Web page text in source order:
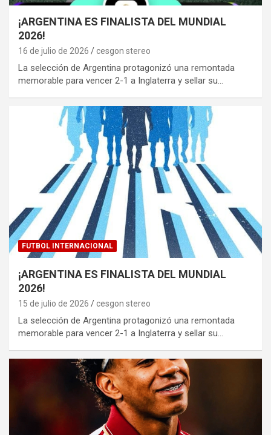
¡ARGENTINA ES FINALISTA DEL MUNDIAL
2026!
16 de julio de 2026 cesgon stereo
La selección de Argentina protagonizó una remontada
memorable para vencer 2-1 a Inglaterra y sellar su…
FUTBOL INTERNACIONAL
¡ARGENTINA ES FINALISTA DEL MUNDIAL
2026!
15 de julio de 2026 cesgon stereo
La selección de Argentina protagonizó una remontada
memorable para vencer 2-1 a Inglaterra y sellar su…